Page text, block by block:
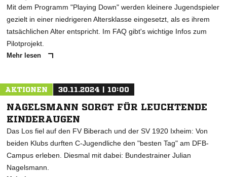
Mit dem Programm "Playing Down" werden kleinere Jugendspieler
gezielt in einer niedrigeren Altersklasse eingesetzt, als es ihrem
tatsächlichen Alter entspricht. Im FAQ gibt's wichtige Infos zum
Pilotprojekt.
Mehr lesen
AKTIONEN 30.11.2024 | 10:00
NAGELSMANN SORGT FÜR LEUCHTENDE
KINDERAUGEN
Das Los fiel auf den FV Biberach und der SV 1920 Ixheim: Von
beiden Klubs durften C-Jugendliche den "besten Tag" am DFB-
Campus erleben. Diesmal mit dabei: Bundestrainer Julian
Nagelsmann.